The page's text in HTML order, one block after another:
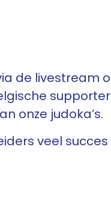
de livestream
onze judoka’s.
veel